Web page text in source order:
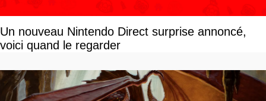
Un nouveau Nintendo Direct surprise annoncé,
voici quand le regarder